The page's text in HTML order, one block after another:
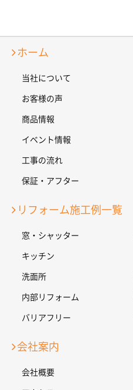
ホーム
当社について
お客様の声
商品情報
イベント情報
工事の流れ
保証・アフター
リフォーム施工例一覧
窓・シャッター
キッチン
洗面所
内部リフォーム
バリアフリー
会社案内
会社概要